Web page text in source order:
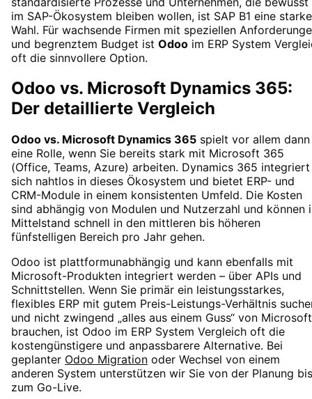
im SAP-Ökosystem bleiben wollen, ist SAP B1 eine starke
Wahl. Für wachsende Firmen mit speziellen
und begrenztem Budget ist Odoo im ERP System
oft die sinnvollere Option.
Odoo vs. Microsoft Dynamics 365:
Der detaillierte Vergleich
Odoo vs. Microsoft Dynamics 365 spielt vor allem dann
eine Rolle, wenn Sie bereits stark mit Microsoft 365
(Office, Teams, Azure) arbeiten. Dynamics 365 integriert
sich nahtlos in dieses Ökosystem und bietet ERP- und
CRM-Module in einem konsistenten Umfeld. Die Kosten
sind abhängig von Modulen und Nutzerzahl und können
Mittelstand schnell in den mittleren bis höheren
fünfstelligen Bereich pro Jahr gehen.
Odoo ist plattformunabhängig und kann ebenfalls mit
Microsoft-Produkten integriert werden – über APIs und
Schnittstellen. Wenn Sie primär ein leistungsstarkes,
flexibles ERP mit gutem Preis-Leistungs-Verhältnis
und nicht zwingend „alles aus einem Guss“ von Microsoft
brauchen, ist Odoo im ERP System Vergleich oft die
kostengünstigere und anpassbarere Alternative. Bei
geplanter Odoo Migration oder Wechsel von einem
anderen System unterstützen wir Sie von der Planung bis
zum Go-Live.